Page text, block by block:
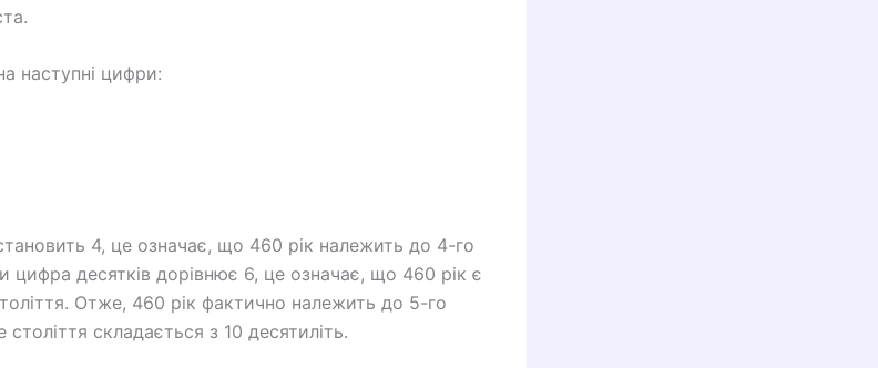
наступні цифри:
4, це означає, що 460 рік належить до 4-го
цифра десятків дорівнює 6, це означає, що 460 рік є
Отже, 460 рік фактично належить до 5-го
століття складається з 10 десятиліть.